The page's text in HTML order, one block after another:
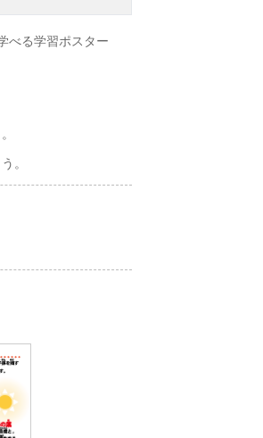
べる学習ポスター
。